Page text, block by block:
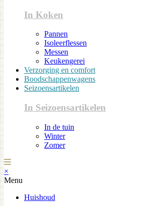
In Koken
Pannen
Isoleerflessen
Messen
Keukengerei
Verzorging en comfort
Boodschappenwagens
Seizoensartikelen
In Seizoensartikelen
In de tuin
Winter
Zomer
×
Menu
Huishoud